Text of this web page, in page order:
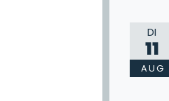
DI
11
AUG